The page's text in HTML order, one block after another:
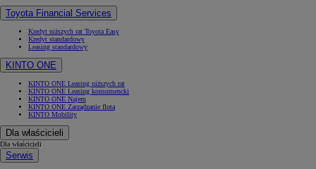
Toyota Financial Services
Kredyt niższych rat Toyota Easy
Kredyt standardowy
Leasing standardowy
KINTO ONE
KINTO ONE Leasing niższych rat
KINTO ONE Leasing konsumencki
KINTO ONE Najem
KINTO ONE Zarządzanie flotą
KINTO Mobility
Dla właścicieli
Dla właścicieli
Serwis